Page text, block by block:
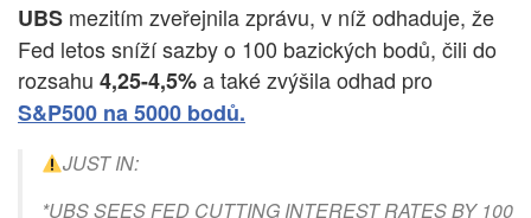
UBS mezitím zveřejnila zprávu, v níž odhaduje, že
Fed letos sníží sazby o 100 bazických bodů, čili do
rozsahu 4,25-4,5%a také zvýšila odhad pro
S&P500 na 5000 bodů.
JUST IN:
*UBS SEES FED CUTTING INTEREST RATES BY 100